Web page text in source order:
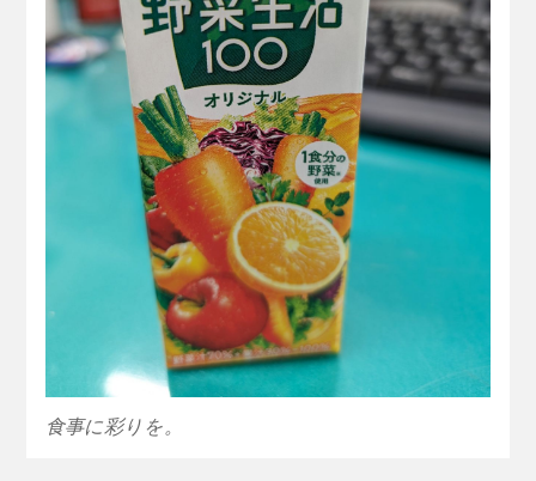
食事に彩りを。